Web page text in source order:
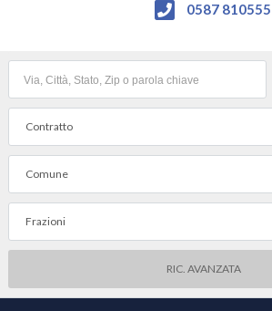
0587 810555
Contratto
Comune
Frazioni
RIC. AVANZATA